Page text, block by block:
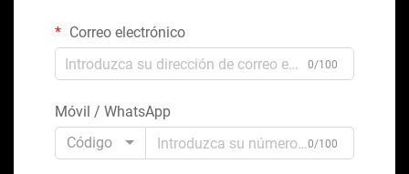
Correo electrónico
0/100
Móvil / WhatsApp
Código
0/100